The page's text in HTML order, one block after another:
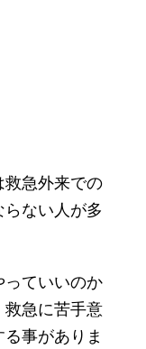
救急外来での
ない人が多
っていいのか
救急に苦手意
事がありま